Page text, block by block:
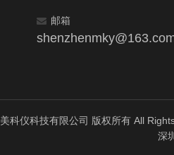
邮箱
科仪科技有限公司 版权所有 All
深